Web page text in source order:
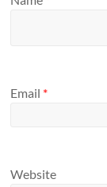
Email *
Website